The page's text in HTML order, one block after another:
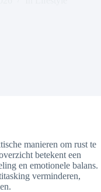
manieren om rust te
betekent een
en emotionele balans.
verminderen,